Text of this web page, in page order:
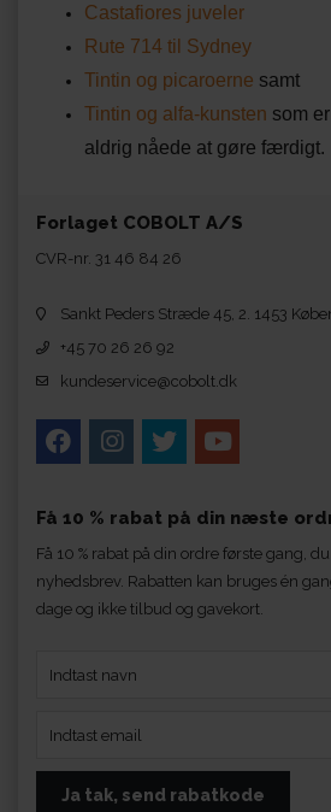
Castafiores juveler
Rute 714 til Sydney
Tintin og picaroerne samt
Tintin og alfa-kunsten som
aldrig nåede at gøre færdigt.
Forlaget COBOLT A/S
CVR-nr. 31 46 84 26
Sankt Peders Stræde 45, 2. 1453
+45 70 26 26 92
kundeservice@cobolt.dk
Få 10 % rabat på din næste
Få 10 % rabat på din ordre første gang,
nyhedsbrev. Rabatten kan bruges én
dage og ikke tilbud og gavekort.